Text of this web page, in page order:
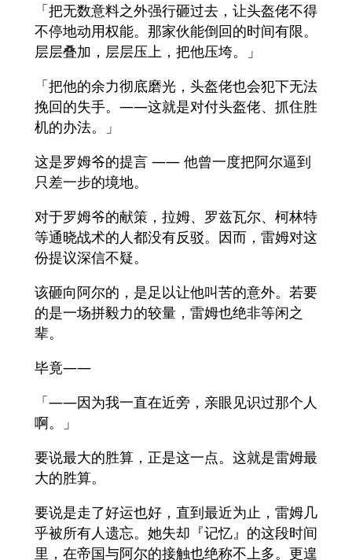
「把无数意料之外强行砸过去，让头盔佬不得
不停地动用权能。那家伙能倒回的时间有限。
层层叠加，层层压上，把他压垮。」
「把他的余力彻底磨光，头盔佬也会犯下无法
挽回的失手。——这就是对付头盔佬、抓住胜
机的办法。」
这是罗姆爷的提言 —— 他曾一度把阿尔逼到
只差一步的境地。
对于罗姆爷的献策，拉姆、罗兹瓦尔、柯林特
等通晓战术的人都没有反驳。因而，雷姆对这
份提议深信不疑。
该砸向阿尔的，是足以让他叫苦的意外。若要
的是一场拼毅力的较量，雷姆也绝非等闲之
辈。
毕竟——
「——因为我一直在近旁，亲眼见识过那个人
啊。」
要说最大的胜算，正是这一点。这就是雷姆最
大的胜算。
要说是走了好运也好，直到最近为止，雷姆几
乎被所有人遗忘。她失却『记忆』的这段时间
里，在帝国与阿尔的接触也绝称不上多。更遑